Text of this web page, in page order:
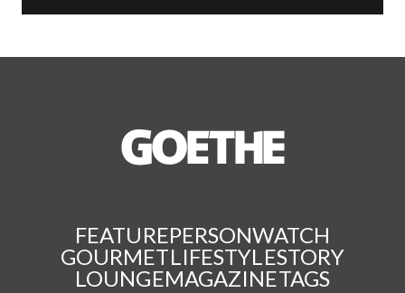
FEATUREPERSONWATCH
GOURMETLIFESTYLESTORY
LOUNGEMAGAZINETAGS